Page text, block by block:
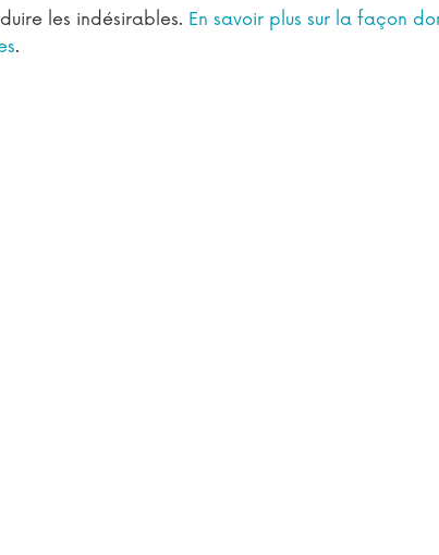
les indésirables. En savoir plus sur la façon
.